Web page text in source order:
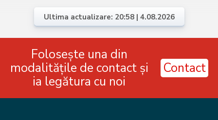
Ultima actualizare: 20:58 | 4.08.2026
Folosește una din
modalitățile de contact și
ia legătura cu noi
Contact